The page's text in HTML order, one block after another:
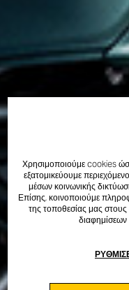
Χρησιμοποιούμε cookies
εξατομικεύουμε
μέσων κοινωνικής
Επίσης, κοινοποιούμε
της τοποθεσίας μας